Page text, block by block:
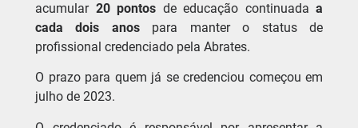
acumular 20 pontos de educação continuada a
cada dois anospara manter o status de
profissional credenciado pela Abrates.
O prazo para quem já se credenciou começou em
julho de 2023.